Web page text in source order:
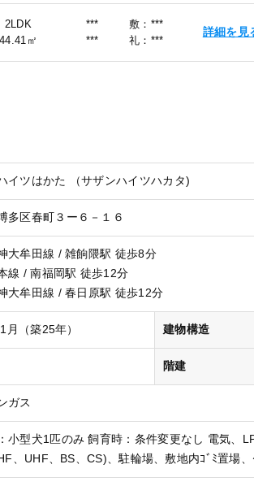
2LDK
44.41㎡
***
***
敷：***
礼：***
詳細を見
イツはかた （サザンハイツハカタ)
多区春町３ー６－１６
大牟田線 / 雑餉隈駅 徒歩8分
線 / 南福岡駅 徒歩12分
大牟田線 / 春日原駅 徒歩12分
月（築25年） 建物構造
階建
ガス
小型犬1匹のみ 飼育時：条件変更なし 電気、
、UHF、BS、CS)、駐輪場、敷地内ｺﾞﾐ置場、